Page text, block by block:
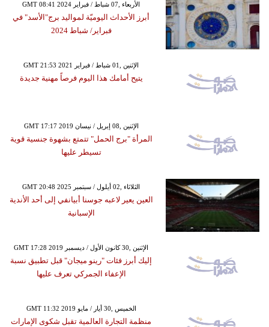
GMT 08:41 2024 الأربعاء ,07 شباط / فبراير
أبرز الأحداث اليوميّة لمواليد برج"الأسد" في
فبراير/ شباط 2024
GMT 21:53 2021 الإثنين ,01 شباط / فبراير
يتيح أمامك هذا اليوم فرصاً مهنية جديدة
GMT 17:17 2019 الإثنين ,08 إبريل / نيسان
المرأة "برج الحمل" تتمتع بشهوة جنسية قوية
تسيطر عليها
GMT 20:48 2025 الثلاثاء ,02 أيلول / سبتمبر
العين يعير لاعبه جوسنا أبيانفي إلى أحد الأندية
الإسبانية
GMT 17:28 2019 الإثنين ,30 كانون الأول / ديسمبر
إليك أبرز فئات "رينو ميجان" قبل تطبيق نسبة
الإعفاء الجمركي تعرف عليها
GMT 11:32 2019 الخميس ,30 أيار / مايو
منظمة التجارة العالمية تقبل شكوى الإمارات